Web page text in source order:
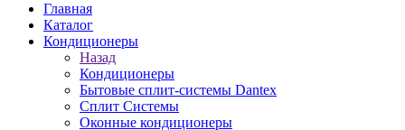
Главная
Каталог
Кондиционеры
Назад
Кондиционеры
Бытовые сплит-системы Dantex
Сплит Системы
Оконные кондиционеры